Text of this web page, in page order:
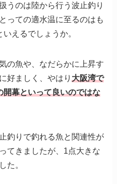
うのは陸から行う波止釣り
っての適水温に至るのはも
えるでしょうか。
の魚や、なだらかに上昇す
好ましく、やはり大阪湾で
幕といって良いのではな
釣りで釣れる魚と関連性が
てきましたが、1点大きな
た。